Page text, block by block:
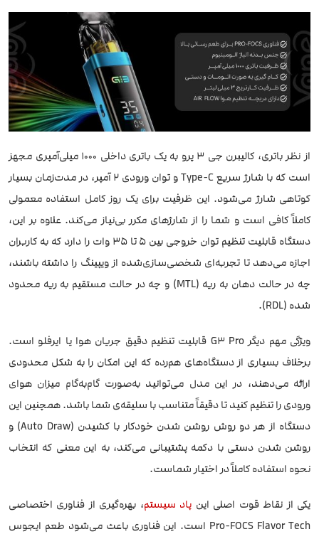
از نظر باتری، کالیبرن جی ۳ پرو به یک باتری داخلی 1000 میلی‌آمپری مجهز
است که با شارژ سریع Type‑C و توان ورودی 2 آمپر، در مدت‌زمان بسیار
کوتاهی شارژ می‌شود. این ظرفیت برای یک روز کامل استفاده معمولی
کاملاً کافی است و شما را از شارژهای مکرر بی‌نیاز می‌کند. علاوه بر این،
دستگاه قابلیت تنظیم توان خروجی بین ۵ تا ۳۵ وات را دارد که به کاربران
اجازه می‌دهد تا تجربه‌ای شخصی‌سازی‌شده از ویپینگ را داشته باشند،
چه در حالت دهان به ریه (MTL) و چه در حالت مستقیم به ریه محدود
شده (RDL).
ویژگی مهم دیگر G3 Pro قابلیت تنظیم دقیق جریان هوا یا ایر‌فلو است.
برخلاف بسیاری از دستگاه‌های هم‌رده که این امکان را به شکل محدودی
ارائه می‌دهند، در این مدل می‌توانید به‌صورت گام‌به‌گام میزان هوای
ورودی را تنظیم کنید تا دقیقاً متناسب با سلیقه‌ی شما باشد. همچنین این
دستگاه از هر دو روش روشن شدن خودکار با کشیدن (Auto Draw) و
روشن شدن دستی با دکمه پشتیبانی می‌کند، به این معنی که انتخاب
نحوه استفاده کاملاً در اختیار شماست.
یکی از نقاط قوت اصلی این پاد سیستم، بهره‌گیری از فناوری اختصاصی
Pro‑FOCS Flavor Tech است. این فناوری باعث می‌شود طعم ایجوس